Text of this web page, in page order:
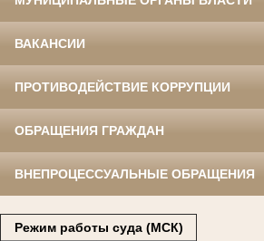
ВАКАНСИИ
ПРОТИВОДЕЙСТВИЕ КОРРУПЦИИ
ОБРАЩЕНИЯ ГРАЖДАН
ВНЕПРОЦЕССУАЛЬНЫЕ ОБРАЩЕНИЯ
Режим работы суда (МСК)